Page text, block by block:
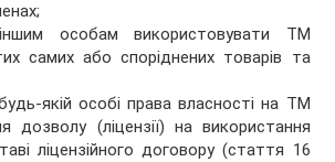
особам використовувати ТМ
самих або споріднених товарів та
якій особі права власності на ТМ
дозволу (ліцензії) на використання
ліцензійного договору (стаття 16